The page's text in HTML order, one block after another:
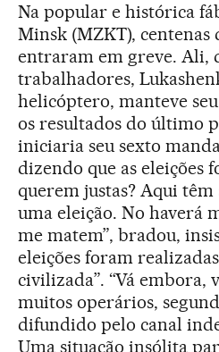
Na popular e histórica
Minsk (MZKT), centenas
entraram em greve. Ali,
trabalhadores,
helicóptero, manteve
os resultados do último
iniciaria seu sexto
dizendo que as eleições
querem justas? Aqui
uma eleição. No haverá
me matem”, bradou,
eleições foram
civilizada”. “Vá embora,
muitos operários,
difundido pelo canal
Uma situação insólita